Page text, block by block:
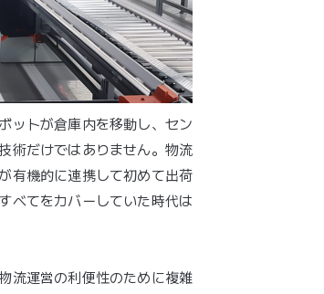
ットが倉庫内を移動し、セン
術だけではありません。物流
有機的に連携して初めて出荷
べてをカバーしていた時代は
流運営の利便性のために複雑